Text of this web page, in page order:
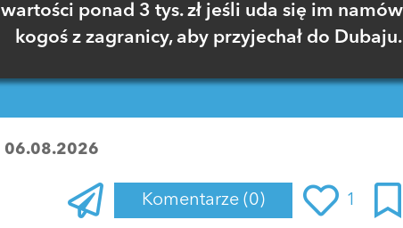
wartości ponad 3 tys. zł jeśli uda się im
kogoś z zagranicy, aby przyjechał do Dubaju.
06.08.2026
Komentarze (0) 1